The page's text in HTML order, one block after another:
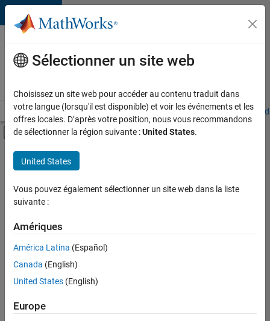
Passer au contenu
Votre
carrière
chez
Accueil Explorer nos opportunités Adresses de nos bureaux
Activer/désactiver l'affichage du menu
Contenu principal
FILTRER PAR
Développement de produits
Gestion des programmes
Ingénierie de la qualité
Enregistrer
sélectionnées
Sélectionner un site web
Choisissez un site web pour accéder au contenu traduit dans
votre langue (lorsqu'il est disponible) et voir les événements et les
offres locales. D’après votre position, nous vous recommandons
de sélectionner la région suivante :United States.
United States
Vous pouvez également sélectionner un site web dans la liste
suivante :
Amériques
América Latina (Español)
Canada (English)
United States (English)
Europe